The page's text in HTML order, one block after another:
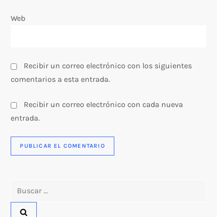
a
Web
Recibir un correo electrónico con los siguientes
comentarios a esta entrada.
Recibir un correo electrónico con cada nueva
entrada.